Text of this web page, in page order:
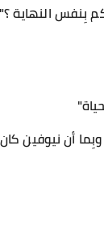
بِنفس النهاية ؟"
أن نيوفين